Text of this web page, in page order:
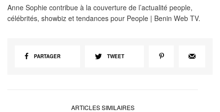
Anne Sophie contribue à la couverture de l’actualité people,
célébrités, showbiz et tendances pour People | Benin Web TV.
PARTAGER TWEET
ARTICLES SIMILAIRES